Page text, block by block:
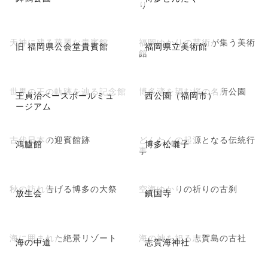
り
旧 福岡県公会堂貴賓館
天神に残る華麗な貴賓館 福岡県立美術館
福岡ゆかりの芸術が集う美術
館
王貞治ベースボールミュ
ージアム
世界の王の軌跡を辿る記念館 西公園（福岡市）
博多湾を望む桜の名所公園
鴻臚館
古代日本の迎賓館跡 博多松囃子
どんたくの起源となる伝統行
事
放生会
秋の訪れ告げる博多の大祭 鎮国寺
空海ゆかりの祈りの古刹
海の中道
海に囲まれた絶景リゾート 志賀海神社
海の神を祀る志賀島の古社